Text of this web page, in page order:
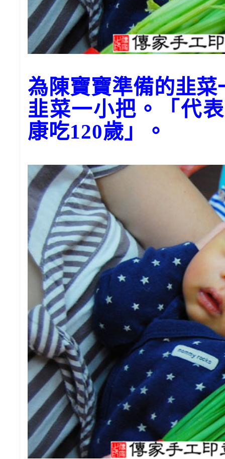
為陳寶寶準備的韭
韭菜一小把。「代
康吃120歲」。